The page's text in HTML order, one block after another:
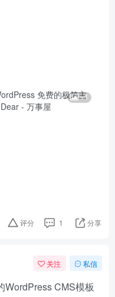
+1
评分 1 分享
关注 私信
WordPress CMS模板